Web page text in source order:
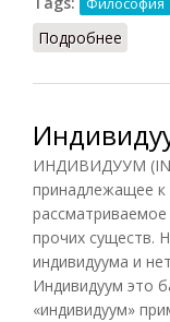
Подробнее
ИНДИВИДУУМ
принадлежащее к
прочих существ.
индивидуума и
Индивидуум это
«индивидуум»